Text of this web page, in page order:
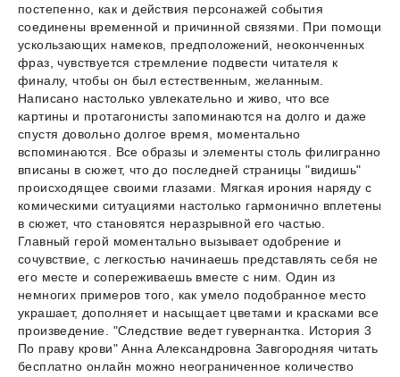
постепенно, как и действия персонажей события
соединены временной и причинной связями. При помощи
ускользающих намеков, предположений, неоконченных
фраз, чувствуется стремление подвести читателя к
финалу, чтобы он был естественным, желанным.
Написано настолько увлекательно и живо, что все
картины и протагонисты запоминаются на долго и даже
спустя довольно долгое время, моментально
вспоминаются. Все образы и элементы столь филигранно
вписаны в сюжет, что до последней страницы "видишь"
происходящее своими глазами. Мягкая ирония наряду с
комическими ситуациями настолько гармонично вплетены
в сюжет, что становятся неразрывной его частью.
Главный герой моментально вызывает одобрение и
сочувствие, с легкостью начинаешь представлять себя не
его месте и сопереживаешь вместе с ним. Один из
немногих примеров того, как умело подобранное место
украшает, дополняет и насыщает цветами и красками все
произведение. "Следствие ведет гувернантка. История 3
По праву крови" Анна Александровна Завгородняя читать
бесплатно онлайн можно неограниченное количество